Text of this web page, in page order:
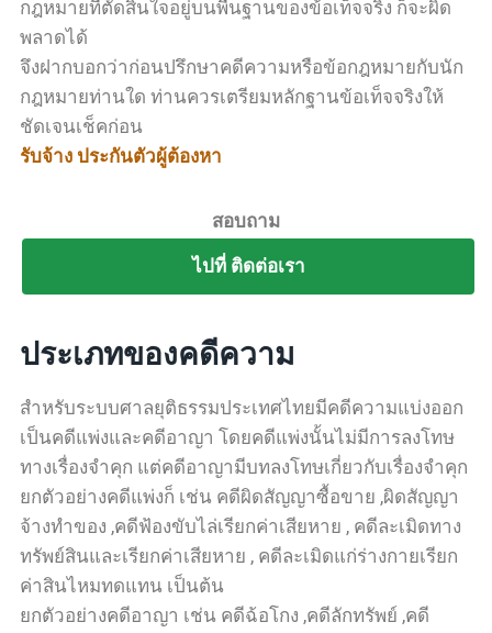
กฎหมายที่ตัดสินใจอยู่บนพื้นฐานของข้อเท็จจริง ก็จะผิด
พลาดได้
จึงฝากบอกว่าก่อนปรึกษาคดีความหรือข้อกฎหมายกับนัก
กฎหมายท่านใด ท่านควรเตรียมหลักฐานข้อเท็จจริงให้
ชัดเจนเช็คก่อน
รับจ้าง ประกันตัวผู้ต้องหา
สอบถาม
ไปที่ ติดต่อเรา
ประเภทของคดีความ
สำหรับระบบศาลยุติธรรมประเทศไทยมีคดีความแบ่งออก
เป็นคดีแพ่งและคดีอาญา โดยคดีแพ่งนั้นไม่มีการลงโทษ
ทางเรื่องจำคุก แต่คดีอาญามีบทลงโทษเกี่ยวกับเรื่องจำคุก
ยกตัวอย่างคดีแพ่งก็ เช่น คดีผิดสัญญาซื้อขาย ,ผิดสัญญา
จ้างทำของ ,คดีฟ้องขับไล่เรียกค่าเสียหาย , คดีละเมิดทาง
ทรัพย์สินและเรียกค่าเสียหาย , คดีละเมิดแก่ร่างกายเรียก
ค่าสินไหมทดแทน เป็นต้น
ยกตัวอย่างคดีอาญา เช่น คดีฉ้อโกง ,คดีลักทรัพย์ ,คดี